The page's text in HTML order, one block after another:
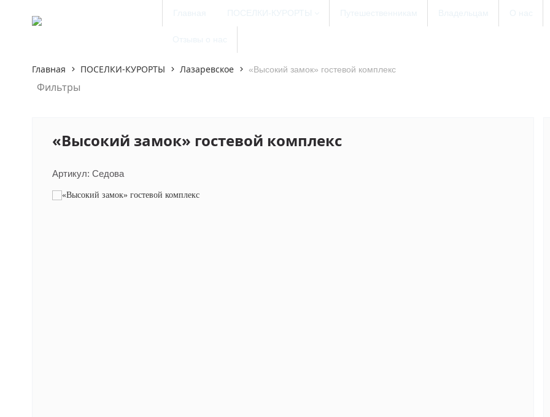
Главная ПОСЕЛКИ-КУРОРТЫ Лазаревское «Высокий замок» гостевой комплекс
Фильтры
«Высокий замок» гостевой комплекс
Артикул: Седова